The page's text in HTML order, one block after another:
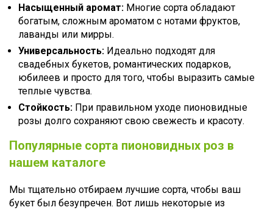
Насыщенный аромат: Многие сорта обладают
богатым, сложным ароматом с нотами фруктов,
лаванды или мирры.
Универсальность: Идеально подходят для
свадебных букетов, романтических подарков,
юбилеев и просто для того, чтобы выразить самые
теплые чувства.
Стойкость: При правильном уходе пионовидные
розы долго сохраняют свою свежесть и красоту.
Популярные сорта пионовидных роз в
нашем каталоге
Мы тщательно отбираем лучшие сорта, чтобы ваш
букет был безупречен. Вот лишь некоторые из